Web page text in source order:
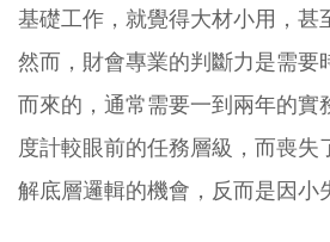
基礎工作，就覺得大材小用，甚
然而，財會專業的判斷力是需要
而來的，通常需要一到兩年的實
度計較眼前的任務層級，而喪失
解底層邏輯的機會，反而是因小